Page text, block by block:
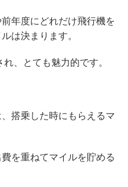
年度にどれだけ飛行機を
は決まります。
、とても魅力的です。
搭乗した時にもらえるマ
を重ねてマイルを貯める